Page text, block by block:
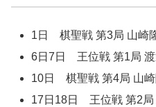
1日 棋聖戦 第3局 山崎
6日7日 王位戦 第1局
10日 棋聖戦 第4局 山
17日18日 王位戦 第2局